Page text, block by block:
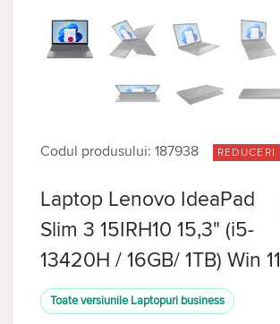
Codul produsului: 187938 REDUCERI
Laptop Lenovo IdeaPad
Slim 3 15IRH10 15,3" (i5-
13420H / 16GB/ 1TB) Win 11
Toate versiunile Laptopuri business